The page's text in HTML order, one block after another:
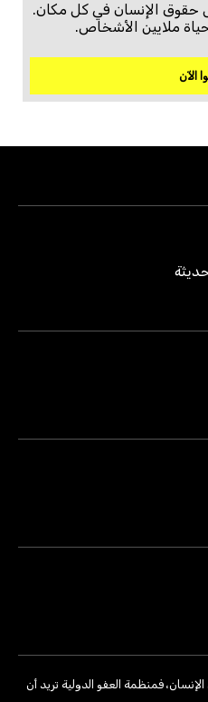
حقوق الإنسان في كل مكان.
ملايين الأشخاص.
الآن
فمنظمة العفو الدولية تريد أن